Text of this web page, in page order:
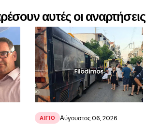
αυτές οι αναρτήσεις
ΑΙΓΙΟ Αύγουστος 06, 2026